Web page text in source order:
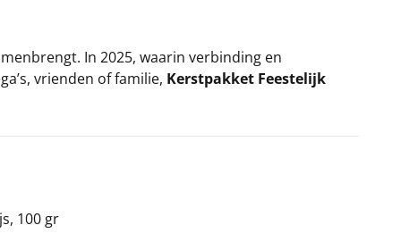
In 2025, waarin verbinding en
vrienden of familie, Kerstpakket Feestelijk
100 gr